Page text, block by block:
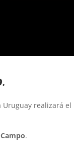
.
Uruguay realizará
.